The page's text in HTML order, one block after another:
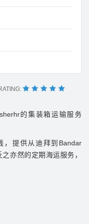
的集装箱运输服务
，提供从迪拜到 Bandar
之亦然的定期海运服务，